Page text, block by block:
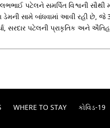
પટેલને સમર્પિત વિશ્વની સૌથી
સામે બાંધવામાં આવી રહી છે, જે
સરદાર પટેલની પ્રાકૃતિક અને
WHERE TO STAY કોવિડ-19